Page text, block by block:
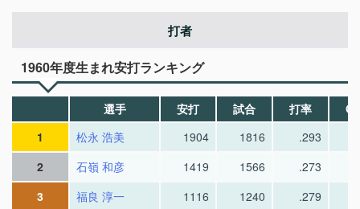
打者
1960年度生まれ安打ランキング
選手 安打 試合 打率
1
松永 浩美 1904 1816 .293
2
石嶺 和彦 1419 1566 .273
3
福良 淳一 1116 1240 .279